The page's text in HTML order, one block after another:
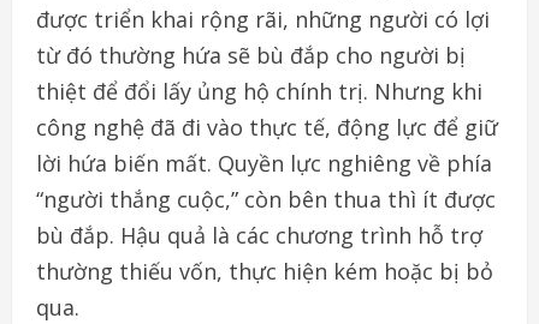
được triển khai rộng rãi, những người có lợi
từ đó thường hứa sẽ bù đắp cho người bị
thiệt để đổi lấy ủng hộ chính trị. Nhưng khi
công nghệ đã đi vào thực tế, động lực để giữ
lời hứa biến mất. Quyền lực nghiêng về phía
“người thắng cuộc,” còn bên thua thì ít được
bù đắp. Hậu quả là các chương trình hỗ trợ
thường thiếu vốn, thực hiện kém hoặc bị bỏ
qua.